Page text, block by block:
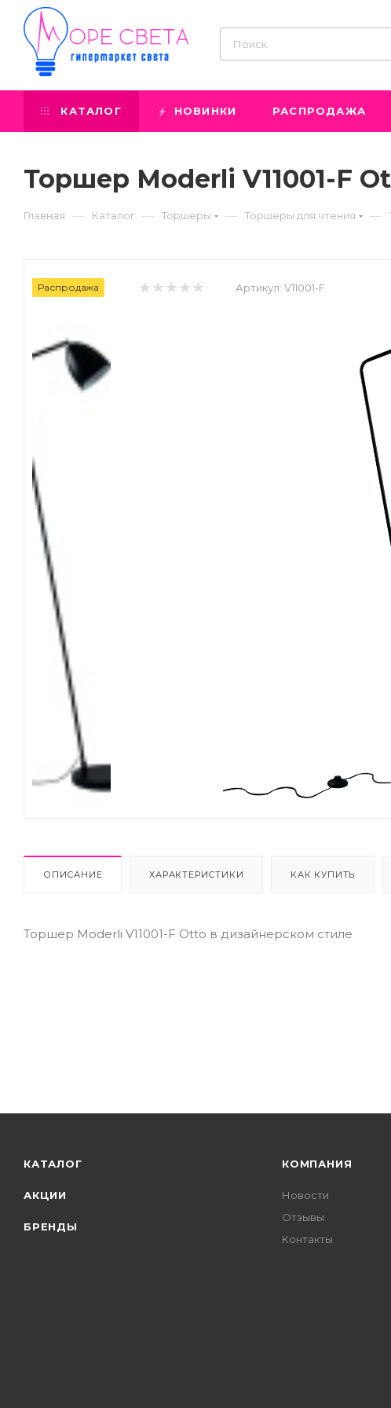
КАТАЛОГ НОВИНКИ РАСПРОДАЖА
Торшер Moderli V11001-F
Главная — Каталог — Торшеры — Торшеры для чтения —
Распродажа Артикул: V11001-F
Next
ОПИСАНИЕ ХАРАКТЕРИСТИКИ КАК КУПИТЬ
Торшер Moderli V11001-F Otto в дизайнерском стиле
КАТАЛОГ
АКЦИИ
БРЕНДЫ
КОМПАНИЯ
Новости
Отзывы
Контакты